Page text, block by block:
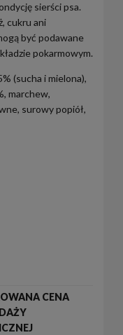
sierści psa.
cukru ani
być podawane
pokarmowym.
(sucha i mielona),
marchew,
surowy popiół,
CENA